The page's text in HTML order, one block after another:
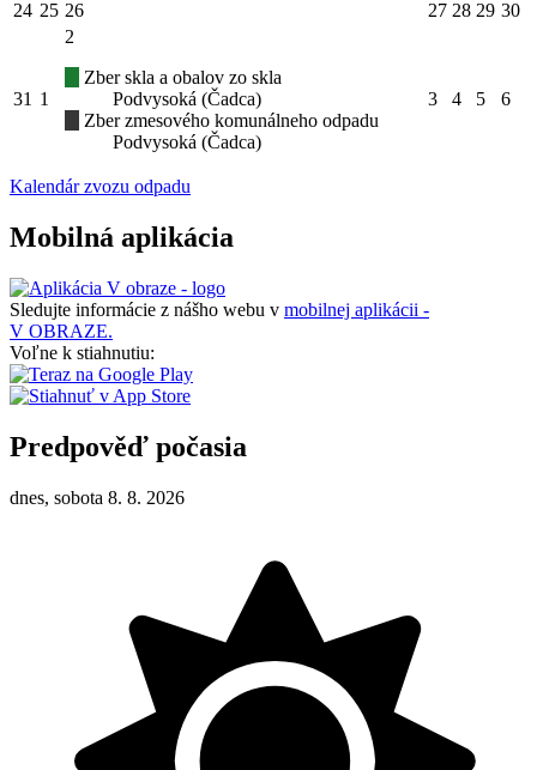
24 25 26 27 28 29 30
31 1
2
Zber skla a obalov zo skla
Podvysoká (Čadca)
Zber zmesového komunálneho odpadu
Podvysoká (Čadca)
3 4 5 6
Kalendár zvozu odpadu
Mobilná aplikácia
Sledujte informácie z nášho webu v mobilnej aplikácii -
V OBRAZE.
Voľne k stiahnutiu:
Predpověď počasia
dnes, sobota 8. 8. 2026